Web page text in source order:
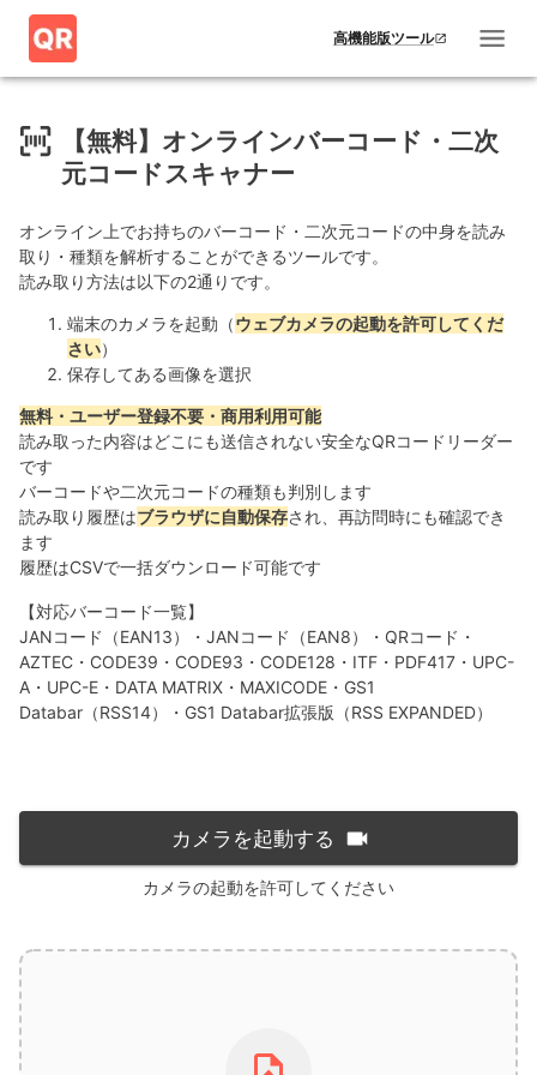
高機能版ツール
【無料】オンラインバーコード・二次
元コードスキャナー
オンライン上でお持ちのバーコード・二次元コードの中身を読み
取り・種類を解析することができるツールです。
読み取り方法は以下の2通りです。
端末のカメラを起動（ウェブカメラの起動を許可してくだ
さい）
保存してある画像を選択
無料・ユーザー登録不要・商用利用可能
読み取った内容はどこにも送信されない安全なQRコードリーダー
です
バーコードや二次元コードの種類も判別します
読み取り履歴はブラウザに自動保存され、再訪問時にも確認でき
ます
履歴はCSVで一括ダウンロード可能です
【対応バーコード一覧】
JANコード（EAN13）・JANコード（EAN8）・QRコード・
AZTEC・CODE39・CODE93・CODE128・ITF・PDF417・UPC-
A・UPC-E・DATA MATRIX・MAXICODE・GS1
Databar（RSS14）・GS1 Databar拡張版（RSS EXPANDED）
カメラを起動する
カメラの起動を許可してください